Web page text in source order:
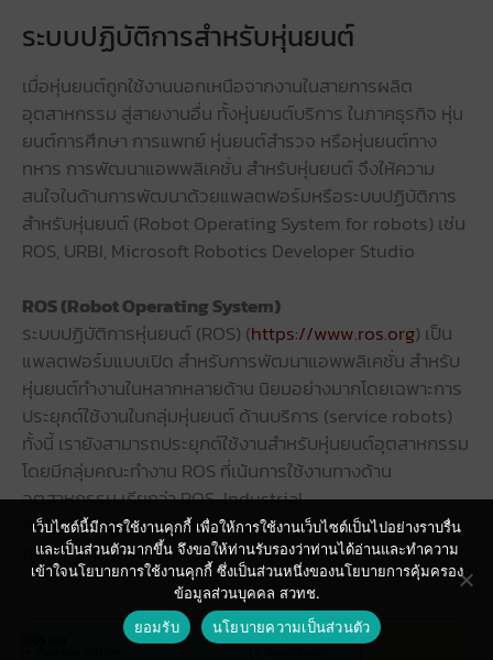
ระบบปฏิบัติการสำหรับหุ่นยนต์
เมื่อหุ่นยนต์ถูกใช้งานนอกเหนือจากงานในสายการผลิต
อุตสาหกรรม สู่สายงานอื่น ทั้งหุ่นยนต์บริการ ในภาคธุรกิจ หุ่น
ยนต์การศึกษา การแพทย์ หุ่นยนต์สำรวจ หรือหุ่นยนต์ทาง
ทหาร การพัฒนาแอพพลิเคชั่น สำหรับหุ่นยนต์ จึงให้ความ
สนใจในด้านการพัฒนาด้วยแพลตฟอร์มหรือระบบปฏิบัติการ
สำหรับหุ่นยนต์ (Robot Operating System for robots) เช่น
ROS, URBI, Microsoft Robotics Developer Studio
ROS (Robot Operating System)
ระบบปฏิบัติการหุ่นยนต์ (ROS) (https://www.ros.org) เป็น
แพลตฟอร์มแบบเปิด สำหรับการพัฒนาแอพพลิเคชั่น สำหรับ
หุ่นยนต์ทำงานในหลากหลายด้าน นิยมอย่างมากโดยเฉพาะการ
ประยุกต์ใช้งานในกลุ่มหุ่นยนต์ ด้านบริการ (service robots)
ทั้งนี้ เรายังสามารถประยุกต์ใช้งานสำหรับหุ่นยนต์อุตสาหกรรม
โดยมีกลุ่มคณะทำงาน ROS ที่เน้นการใช้งานทางด้าน
อุตสาหกรรม เรียกว่า ROS-Industrial
(https://rosindustrial.org/) สำหรับภาพโครงสร้าง
สถาปัตยกรรม ROS-Industrial แสดงดังรูป
เว็บไซต์นี้มีการใช้งานคุกกี้ เพื่อให้การใช้งานเว็บไซต์เป็นไปอย่างราบรื่น
และเป็นส่วนตัวมากขึ้น จึงขอให้ท่านรับรองว่าท่านได้อ่านและทำความ
เข้าใจนโยบายการใช้งานคุกกี้ ซึ่งเป็นส่วนหนึ่งของนโยบายการคุ้มครอง
ข้อมูลส่วนบุคคล สวทช.
ยอมรับ
นโยบายความเป็นส่วนตัว